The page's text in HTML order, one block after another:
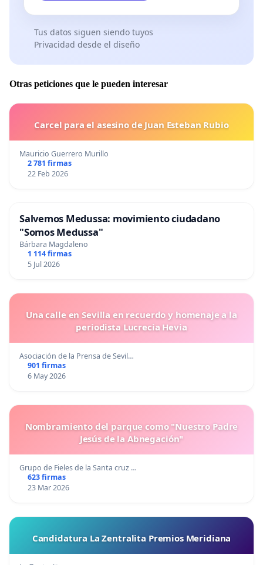
Tus datos siguen siendo tuyos
Privacidad desde el diseño
Otras peticiones que le pueden interesar
Carcel para el asesino de Juan Esteban Rubio
Mauricio Guerrero Murillo
2 781 firmas
22 Feb 2026
Salvemos Medussa: movimiento ciudadano
"Somos Medussa"
Bárbara Magdaleno
1 114 firmas
5 Jul 2026
Una calle en Sevilla en recuerdo y homenaje a la
periodista Lucrecia Hevia
Asociación de la Prensa de Sevil…
901 firmas
6 May 2026
Nombramiento del parque como "Nuestro Padre
Jesús de la Abnegación"
Grupo de Fieles de la Santa cruz …
623 firmas
23 Mar 2026
Candidatura La Zentralita Premios Meridiana